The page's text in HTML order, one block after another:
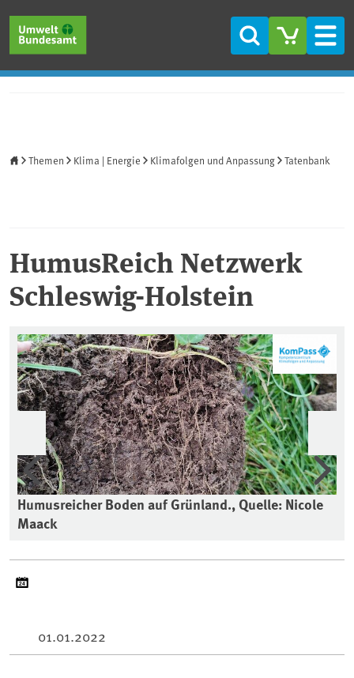
Suche
Themen Klima | Energie Klimafolgen und Anpassung Tatenbank
HumusReich Netzwerk
Schleswig-Holstein
Humusreicher Boden auf Grünland., Quelle: Nicole
Maack
Vorherige
01.01.2022